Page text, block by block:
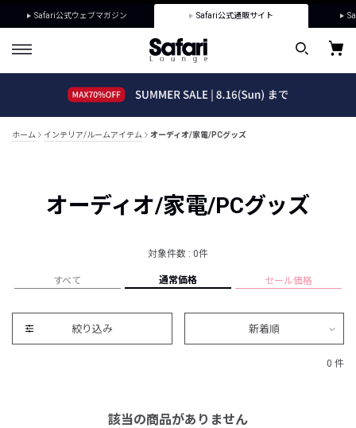
Safari公式ウェブマガジン Safari公式通販サイト
ホーム インテリア/ルームアイテム オーディオ/家電/PCグッズ
オーディオ/家電/PCグッズ
対象件数 : 0件
すべて 通常価格 セール価格
絞り込み 新着順
0 件
該当の商品がありません